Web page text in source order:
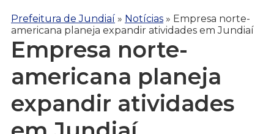
Prefeitura de Jundiaí » Notícias » Empresa norte-
americana planeja expandir atividades em Jundiaí
Empresa norte-
americana planeja
expandir atividades